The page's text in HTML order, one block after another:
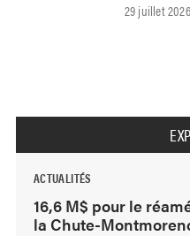
29 juillet
ACTUALITÉS
16,6 M$ pour le
la Chute-